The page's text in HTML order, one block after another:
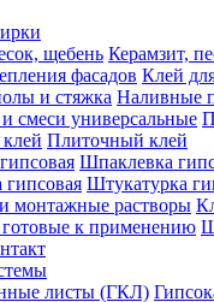
Керамзит,
Клей
Наливные
Плиточный клей
Шпаклевка
Штукатурка